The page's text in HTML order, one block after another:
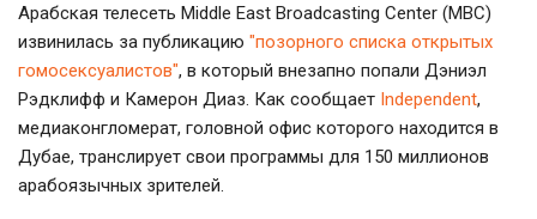
Арабская телесеть Middle East Broadcasting Center (MBC)
извинилась за публикацию "позорного списка открытых
гомосексуалистов", в который внезапно попали Дэниэл
Рэдклифф и Камерон Диаз. Как сообщает Independent,
медиаконгломерат, головной офис которого находится в
Дубае, транслирует свои программы для 150 миллионов
арабоязычных зрителей.